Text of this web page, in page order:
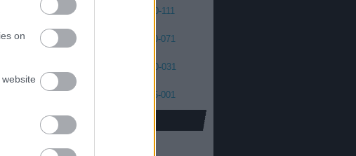
on
150-141 140-131 120-111
110-101 100-091 080-071
040-031
005-001